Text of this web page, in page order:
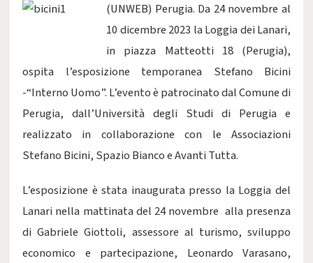
(UNWEB) Perugia. Da 24 novembre al
10 dicembre 2023 la Loggia dei Lanari,
in piazza Matteotti 18 (Perugia),
ospita l’esposizione temporanea Stefano Bicini
-“Interno Uomo”. L’evento è patrocinato dal Comune di
Perugia, dall’Università degli Studi di Perugia e
realizzato in collaborazione con le Associazioni
Stefano Bicini, Spazio Bianco e Avanti Tutta.
L’esposizione è stata inaugurata presso la Loggia del
Lanari nella mattinata del 24 novembre alla presenza
di Gabriele Giottoli, assessore al turismo, sviluppo
economico e partecipazione, Leonardo Varasano,